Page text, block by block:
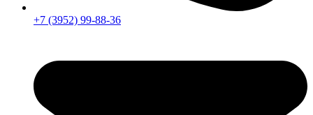
+7 (3952) 99-88-36